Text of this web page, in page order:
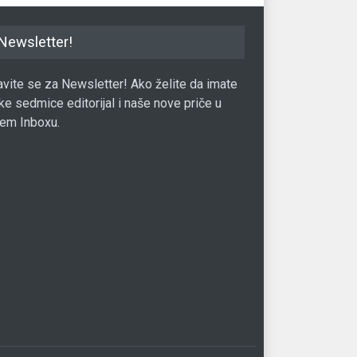
se za Newsletter! Ako želite da imate
sedmice editorijal i naše nove priče u
Inboxu.